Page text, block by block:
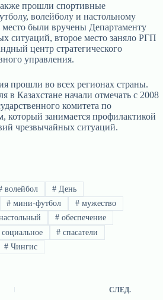
прошли спортивные
волейболу и настольному
место были вручены Департаменту
ситуаций, второе место заняло РГП
центр стратегического
управления.
прошли во всех регионах страны.
в Казахстане начали отмечать с 2008
комитета по
который занимается профилактикой
чрезвычайных ситуаций.
волейбол # День
# мини-футбол # мужество
# обеспечение
# спасатели
# Чингис
СЛЕД.